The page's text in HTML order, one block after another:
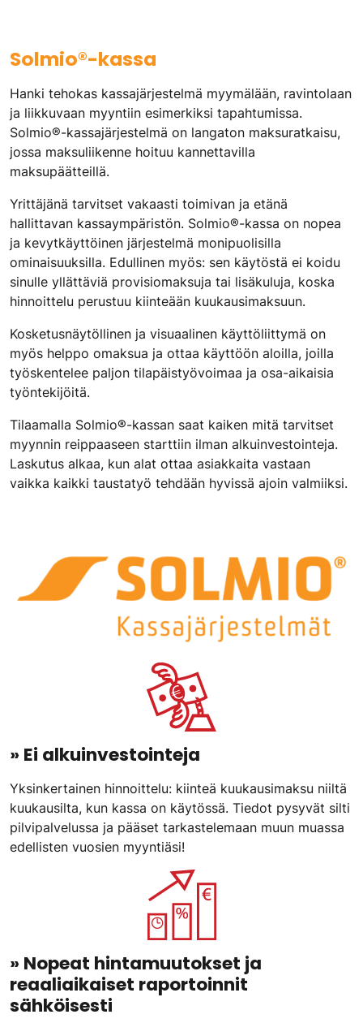
Solmio®-kassa
Hanki tehokas kassajärjestelmä myymälään, ravintolaan
ja liikkuvaan myyntiin esimerkiksi tapahtumissa.
Solmio®-kassajärjestelmä on langaton maksuratkaisu,
jossa maksuliikenne hoituu kannettavilla
maksupäätteillä.
Yrittäjänä tarvitset vakaasti toimivan ja etänä
hallittavan kassaympäristön. Solmio®-kassa on nopea
ja kevytkäyttöinen järjestelmä monipuolisilla
ominaisuuksilla. Edullinen myös: sen käytöstä ei koidu
sinulle yllättäviä provisiomaksuja tai lisäkuluja, koska
hinnoittelu perustuu kiinteään kuukausimaksuun.
Kosketusnäytöllinen ja visuaalinen käyttöliittymä on
myös helppo omaksua ja ottaa käyttöön aloilla, joilla
työskentelee paljon tilapäistyövoimaa ja osa-aikaisia
työntekijöitä.
Tilaamalla Solmio®-kassan saat kaiken mitä tarvitset
myynnin reippaaseen starttiin ilman alkuinvestointeja.
Laskutus alkaa, kun alat ottaa asiakkaita vastaan
vaikka kaikki taustatyö tehdään hyvissä ajoin valmiiksi.
» Ei alkuinvestointeja
Yksinkertainen hinnoittelu: kiinteä kuukausimaksu niiltä
kuukausilta, kun kassa on käytössä. Tiedot pysyvät silti
pilvipalvelussa ja pääset tarkastelemaan muun muassa
edellisten vuosien myyntiäsi!
» Nopeat hintamuutokset ja
reaaliaikaiset raportoinnit
sähköisesti